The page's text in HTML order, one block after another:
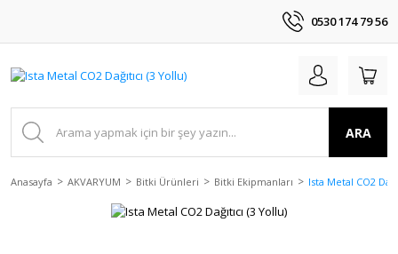
0530 174 79 56
ARA
Anasayfa AKVARYUM Bitki Ürünleri Bitki Ekipmanları Ista Metal CO2